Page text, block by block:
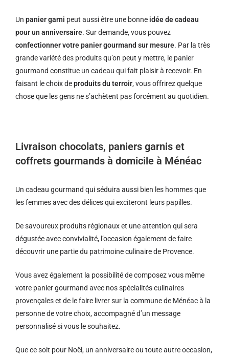
Un panier garni peut aussi être une bonne idée de cadeau
pour un anniversaire. Sur demande, vous pouvez
confectionner votre panier gourmand sur mesure. Par la très
grande variété des produits qu’on peut y mettre, le panier
gourmand constitue un cadeau qui fait plaisir à recevoir. En
faisant le choix deproduits du terroir, vous offrirez quelque
chose que les gens ne s’achètent pas forcément au quotidien.
Livraison chocolats, paniers garnis et
coffrets gourmands à domicile à Ménéac
Un cadeau gourmand qui séduira aussi bien les hommes que
les femmes avec des délices qui exciteront leurs papilles.
De savoureux produits régionaux et une attention qui sera
dégustée avec convivialité, l’occasion également de faire
découvrir une partie du patrimoine culinaire de Provence.
Vous avez également la possibilité de composez vous même
votre panier gourmand avec nos spécialités culinaires
provençales et de le faire livrer sur la commune de Ménéac à la
personne de votre choix, accompagné d’un message
personnalisé si vous le souhaitez.
Que ce soit pour Noël, un anniversaire ou toute autre occasion,